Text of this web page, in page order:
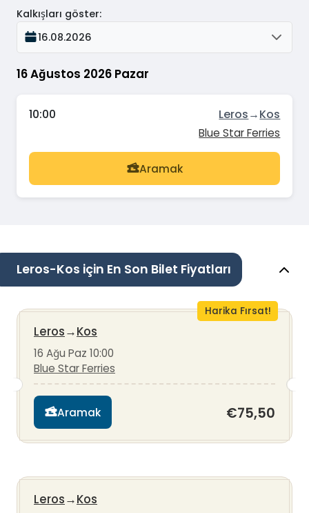
16 Ağustos 2026 Pazar
Kalkışları göster:
16.08.2026
10:00 Leros→Kos
Blue Star Ferries
Aramak
Leros-Kos için En Son Bilet Fiyatları
Harika Fırsat!
Leros→Kos
16 Ağu Paz 10:00
Blue Star Ferries
Aramak €75,50
Leros→Kos